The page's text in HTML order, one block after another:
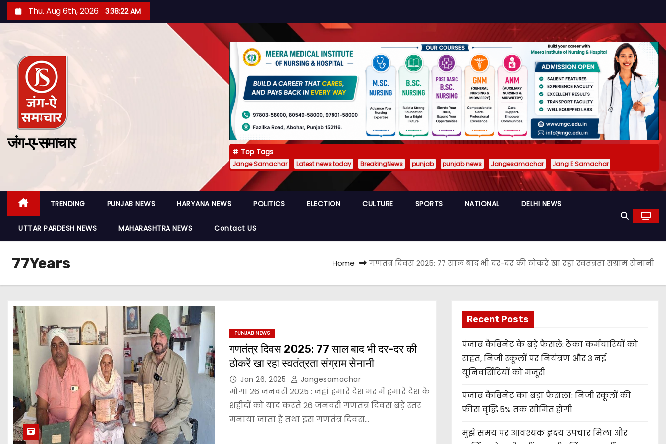
Thu. Aug 6th, 2026 3:38:23 AM
जंग-ए-समाचार
Top Tags
Jange Samachar Latest news today BreakingNews punjab punjab news Jangesamachar Jang E Samachar
TRENDING PUNJAB NEWS HARYANA NEWS POLITICS ELECTION CULTURE SPORTS NATIONAL DELHI NEWS
UTTAR PARDESH NEWS MAHARASHTRA NEWS Contact US
77Years Home गणतंत्र दिवस 2025: 77 साल बाद भी दर-दर की ठोकरें खा रहा स्वतंत्रता संग्राम सेनानी
PUNJAB NEWS
गणतंत्र दिवस 2025: 77 साल बाद भी दर-दर की
ठोकरें खा रहा स्वतंत्रता संग्राम सेनानी
Jan 26, 2025 Jangesamachar
मोगा 26 जनवरी 2025 : जहां हमारे देश भर में हमारे देश के
शहीदों को याद करते 26 जनवरी गणतंत्र दिवस बड़े स्तर
मनाया जाता है तथा इस गणतंत्र दिवस…
Recent Posts
पंजाब कैबिनेट के बड़े फैसले: ठेका कर्मचारियों को
राहत, निजी स्कूलों पर नियंत्रण और 3 नई
यूनिवर्सिटियों को मंजूरी
पंजाब कैबिनेट का बड़ा फैसला: निजी स्कूलों की
फीस वृद्धि 5% तक सीमित होगी
मुझे समय पर आवश्यक हृदय उपचार मिला और